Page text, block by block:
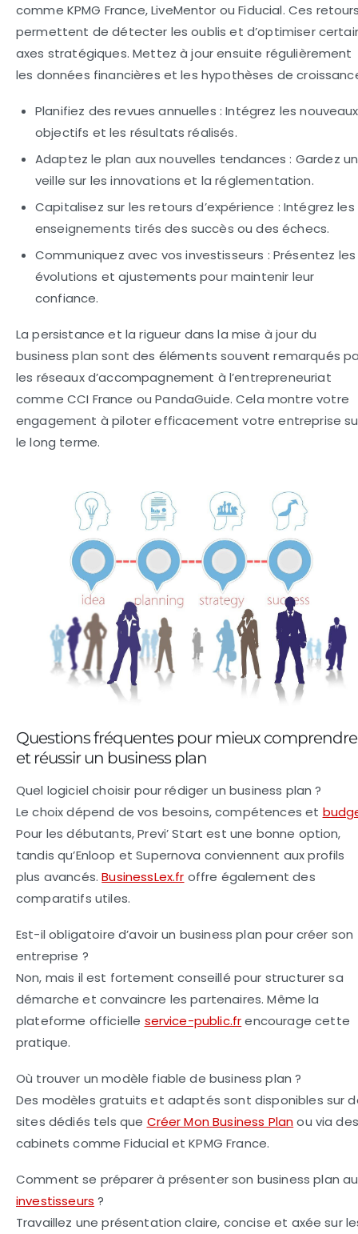
comme KPMG France, LiveMentor ou Fiducial. Ces
permettent de détecter les oublis et d’optimiser
axes stratégiques. Mettez à jour ensuite régulièrement
les données financières et les hypothèses de
Planifiez des revues annuelles : Intégrez les nouveaux
objectifs et les résultats réalisés.
Adaptez le plan aux nouvelles tendances : Gardez
veille sur les innovations et la réglementation.
Capitalisez sur les retours d’expérience : Intégrez les
enseignements tirés des succès ou des échecs.
Communiquez avec vos investisseurs : Présentez les
évolutions et ajustements pour maintenir leur
confiance.
La persistance et la rigueur dans la mise à jour du
business plan sont des éléments souvent remarqués
les réseaux d’accompagnement à l’entrepreneuriat
comme CCI France ou PandaGuide. Cela montre votre
engagement à piloter efficacement votre entreprise
le long terme.
Questions fréquentes pour mieux comprendre
et réussir un business plan
Quel logiciel choisir pour rédiger un business plan ?
Le choix dépend de vos besoins, compétences et
Pour les débutants, Previ’ Start est une bonne option,
tandis qu’Enloop et Supernova conviennent aux profils
plus avancés.BusinessLex.fr offre également des
comparatifs utiles.
Est-il obligatoire d’avoir un business plan pour créer son
entreprise ?
Non, mais il est fortement conseillé pour structurer sa
démarche et convaincre les partenaires. Même la
plateforme officielle service-public.frencourage cette
pratique.
Où trouver un modèle fiable de business plan ?
Des modèles gratuits et adaptés sont disponibles sur
sites dédiés tels que Créer Mon Business Planou via des
cabinets comme Fiducial et KPMG France.
Comment se préparer à présenter son business plan
investisseurs ?
Travaillez une présentation claire, concise et axée sur